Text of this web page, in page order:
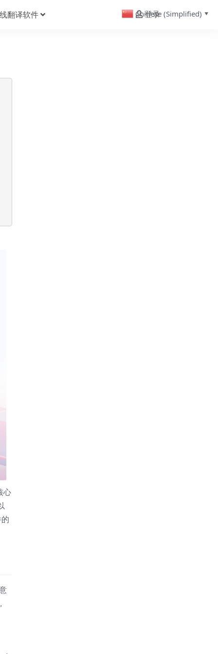
翻译软件 登录
心
Chinese (Simplified) ▼